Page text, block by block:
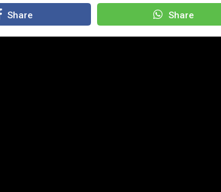
Share Share